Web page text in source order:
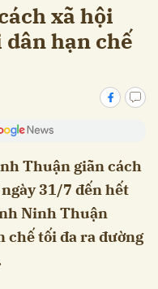
xã hội
hạn chế
Thuận giãn cách
31/7 đến hết
Ninh Thuận
chế tối đa ra đường